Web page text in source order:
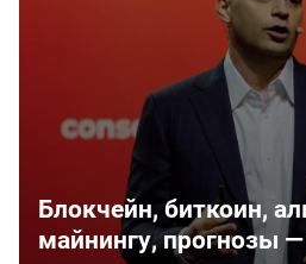
Блокчейн, биткоин,
майнингу, прогнозы